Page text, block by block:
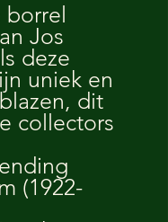
borrel
Jos
deze
uniek en
dit
collectors
(1922-